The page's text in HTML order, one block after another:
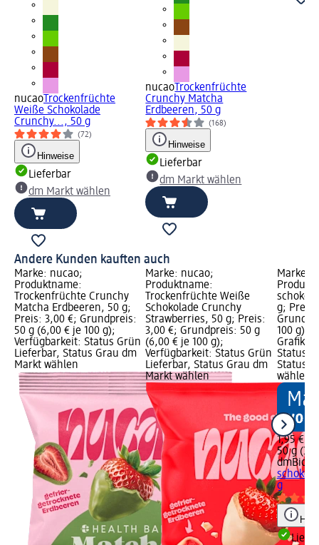
nucao Trockenfrüchte
Weiße Schokolade
Crunchy..., 50 g
(72)
Hinweise
Lieferbar
dm Markt wählen
nucao Trockenfrüchte
Crunchy Matcha
Erdbeeren, 50 g
(168)
Hinweise
Lieferbar
dm Markt wählen
Andere Kunden kauften auch
Marke: nucao;
Produktname:
Trockenfrüchte Crunchy
Matcha Erdbeeren, 50 g;
Preis: 3,00 €; Grundpreis:
50 g (6,00 € je 100 g);
Verfügbarkeit: Status Grün
Lieferbar, Status Grau dm
Markt wählen
Marke: nucao;
Produktname:
Trockenfrüchte Weiße
Schokolade Crunchy
Strawberries, 50 g; Preis:
3,00 €; Grundpreis: 50 g
(6,00 € je 100 g);
Verfügbarkeit: Status Grün
Lieferbar, Status Grau dm
Markt wählen
Marke:
g; Preis:
100 g);
Grafik;
Status
Status
wählen
1,95 €
50 g
dmBio
g